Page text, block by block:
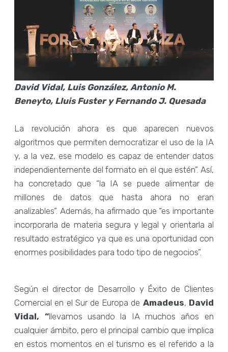
David Vidal, Luis González, Antonio M.
Beneyto, Lluis Fuster y Fernando J. Quesada
La revolución ahora es que aparecen nuevos
algoritmos que permiten democratizar el uso de la IA
y, a la vez, ese modelo es capaz de entender datos
independientemente del formato en el que estén”. Así,
ha concretado que “la IA se puede alimentar de
millones de datos que hasta ahora no eran
analizables”. Además, ha afirmado que “es importante
incorporarla de materia segura y legal y orientarla al
resultado estratégico ya que es una oportunidad con
enormes posibilidades para todo tipo de negocios”.
Según el director de Desarrollo y Éxito de Clientes
Comercial en el Sur de Europa de Amadeus, David
Vidal, “llevamos usando la IA muchos años en
cualquier ámbito, pero el principal cambio que implica
en estos momentos en el turismo es el referido a la